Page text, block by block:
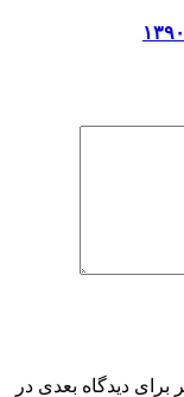
دیدگاه بعدی در